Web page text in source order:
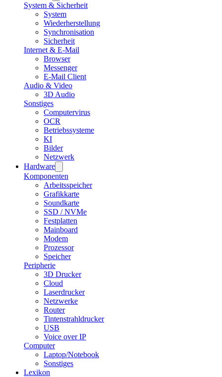
System & Sicherheit
System
Wiederherstellung
Synchronisation
Sicherheit
Internet & E-Mail
Browser
Messenger
E-Mail Client
Audio & Video
3D Audio
Sonstiges
Computervirus
OCR
Betriebssysteme
KI
Bilder
Netzwerk
Hardware
Komponenten
Arbeitsspeicher
Grafikkarte
Soundkarte
SSD / NVMe
Festplatten
Mainboard
Modem
Prozessor
Speicher
Peripherie
3D Drucker
Cloud
Laserdrucker
Netzwerke
Router
Tintenstrahldrucker
USB
Voice over IP
Computer
Laptop/Notebook
Sonstiges
Lexikon